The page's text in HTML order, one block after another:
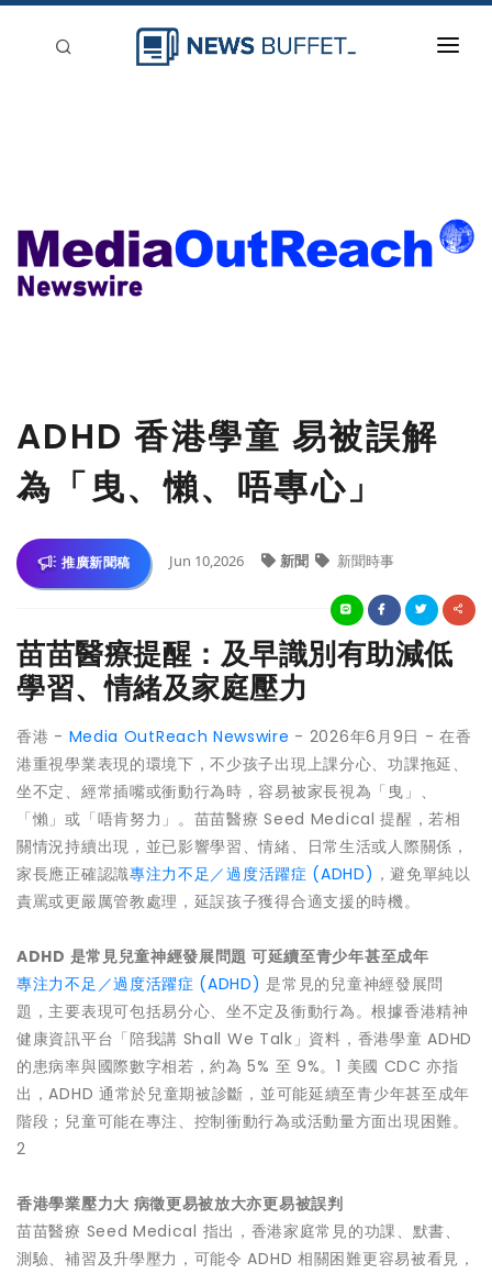
刊登
ADHD 香港學童 易被誤解
為「曳、懶、唔專心」
推廣新聞稿 Jun 10,2026 新聞 新聞時事
苗苗醫療提醒：及早識別有助減低
學習、情緒及家庭壓力
香港 - Media OutReach Newswire - 2026年6月9日 - 在香
港重視學業表現的環境下，不少孩子出現上課分心、功課拖延、
坐不定、經常插嘴或衝動行為時，容易被家長視為「曳」、
「懶」或「唔肯努力」。苗苗醫療 Seed Medical 提醒，若相
關情況持續出現，並已影響學習、情緒、日常生活或人際關係，
家長應正確認識專注力不足／過度活躍症 (ADHD) ，避免單純以
責罵或更嚴厲管教處理，延誤孩子獲得合適支援的時機。
ADHD 是常見兒童神經發展問題 可延續至青少年甚至成年
專注力不足／過度活躍症 (ADHD) 是常見的兒童神經發展問
題，主要表現可包括易分心、坐不定及衝動行為。根據香港精神
健康資訊平台「陪我講 Shall We Talk」資料，香港學童 ADHD
的患病率與國際數字相若，約為 5% 至 9%。1 美國 CDC 亦指
出，ADHD 通常於兒童期被診斷，並可能延續至青少年甚至成年
階段；兒童可能在專注、控制衝動行為或活動量方面出現困難。
2
香港學業壓力大 病徵更易被放大亦更易被誤判
苗苗醫療 Seed Medical 指出，香港家庭常見的功課、默書、
測驗、補習及升學壓力，可能令 ADHD 相關困難更容易被看見，